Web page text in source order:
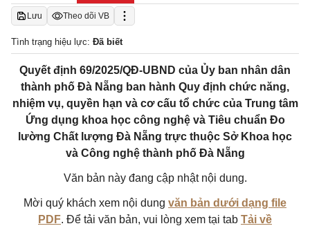
Lưu Theo dõi VB
Tình trạng hiệu lực: Đã biết
Quyết định 69/2025/QĐ-UBND của Ủy ban nhân dân
thành phố Đà Nẵng ban hành Quy định chức năng,
nhiệm vụ, quyền hạn và cơ cấu tổ chức của Trung tâm
Ứng dụng khoa học công nghệ và Tiêu chuẩn Đo
lường Chất lượng Đà Nẵng trực thuộc Sở Khoa học
và Công nghệ thành phố Đà Nẵng
Văn bản này đang cập nhật nội dung.
Mời quý khách xem nội dung văn bản dưới dạng file
PDF. Để tải văn bản, vui lòng xem tại tab Tải về